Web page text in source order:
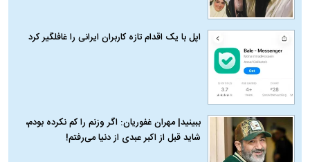
اپل با یک اقدام تازه کاربران ایرانی را غافلگیر کرد
ببینید| مهران غفوریان: اگر وزنم را کم نکرده بودم،
شاید قبل از اکبر عبدی از دنیا می‌رفتم!